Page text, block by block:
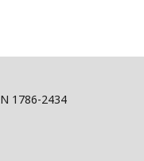
1786-2434